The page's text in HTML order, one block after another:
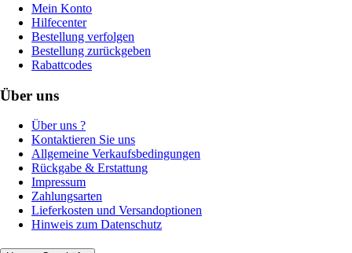
Mein Konto
Hilfecenter
Bestellung verfolgen
Bestellung zurückgeben
Rabattcodes
Über uns
Über uns ?
Kontaktieren Sie uns
Allgemeine Verkaufsbedingungen
Rückgabe & Erstattung
Impressum
Zahlungsarten
Lieferkosten und Versandoptionen
Hinweis zum Datenschutz